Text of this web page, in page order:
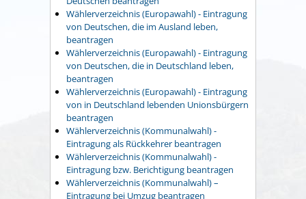
Wählerverzeichnis (Europawahl) - Eintragung
von Deutschen, die im Ausland leben,
beantragen
Wählerverzeichnis (Europawahl) - Eintragung
von Deutschen, die in Deutschland leben,
beantragen
Wählerverzeichnis (Europawahl) - Eintragung
von in Deutschland lebenden Unionsbürgern
beantragen
Wählerverzeichnis (Kommunalwahl) -
Eintragung als Rückkehrer beantragen
Wählerverzeichnis (Kommunalwahl) -
Eintragung bzw. Berichtigung beantragen
Wählerverzeichnis (Kommunalwahl) –
Eintragung bei Umzug beantragen